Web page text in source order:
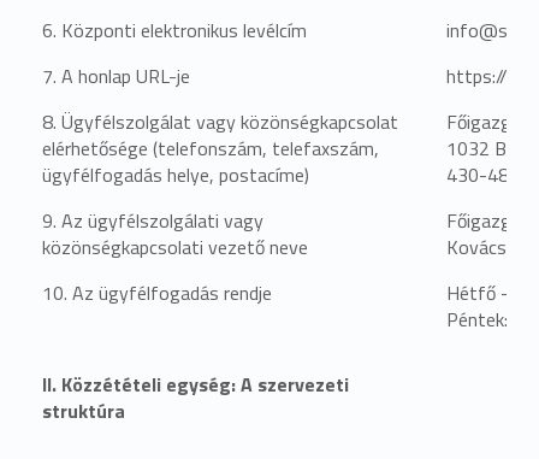
6. Központi elektronikus levélcím
7. A honlap URL-je
https://
8. Ügyfélszolgálat vagy közönségkapcsolat
elérhetősége (telefonszám, telefaxszám,
ügyfélfogadás helye, postacíme)
1032
430-4801
9. Az ügyfélszolgálati vagy
közönségkapcsolati vezető neve
Kovács
10. Az ügyfélfogadás rendje
Hétfő -
Péntek:
II. Közzétételi egység: A szervezeti
struktúra